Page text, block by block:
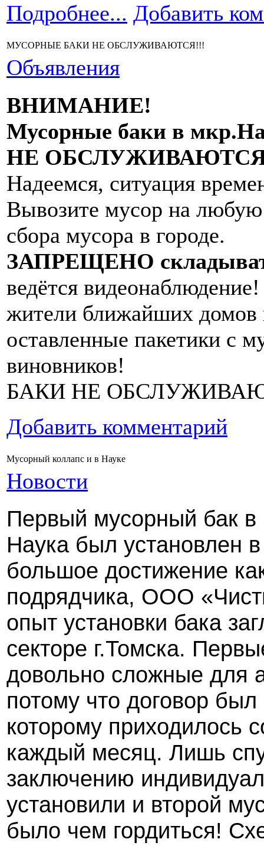
Подробнее... Добавить
МУСОРНЫЕ БАКИ НЕ ОБСЛУЖИВАЮТСЯ!!!
Объявления
ВНИМАНИЕ!
Мусорные баки в
НЕ
Надеемся, ситуация
Вывозите мусор на
сбора мусора в городе.
ЗАПРЕЩЕНО
ведётся
жители ближайших домов
оставленные пакетики с
виновников!
БАКИ НЕ
Добавить комментарий
Мусорный коллапс и в Науке
Новости
Первый мусорный бак
Наука был установлен
большое достижение
подрядчика, ООО
опыт установки бака
секторе г.Томска.
довольно сложные для
потому что договор
которому приходилось
каждый месяц. Лишь
заключению
установили и второй
было чем гордиться!